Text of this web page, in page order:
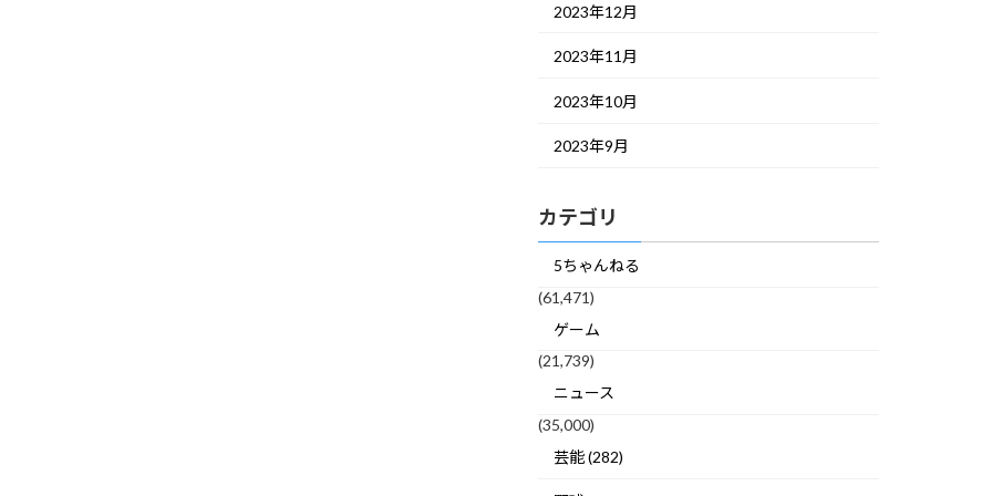
2023年12月
2023年11月
2023年10月
2023年9月
カテゴリ
5ちゃんねる
(61,471)
ゲーム
(21,739)
ニュース
(35,000)
芸能 (282)